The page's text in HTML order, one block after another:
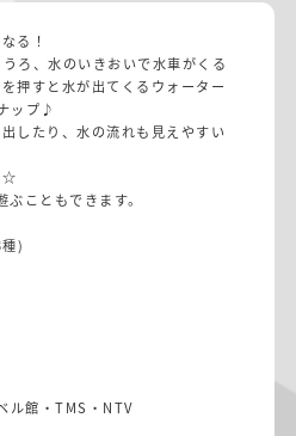
る！
ろ、水のいきおいで水車がくる
押すと水が出てくるウォーター
ップ♪
したり、水の流れも見えやすい
☆
こともできます。
)
ル館・TMS・NTV